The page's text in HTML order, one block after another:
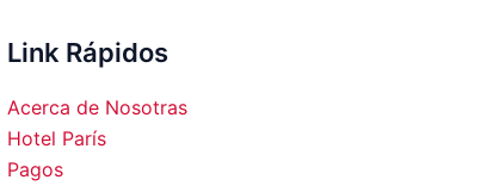
Link Rápidos
Acerca de Nosotras
Hotel París
Pagos